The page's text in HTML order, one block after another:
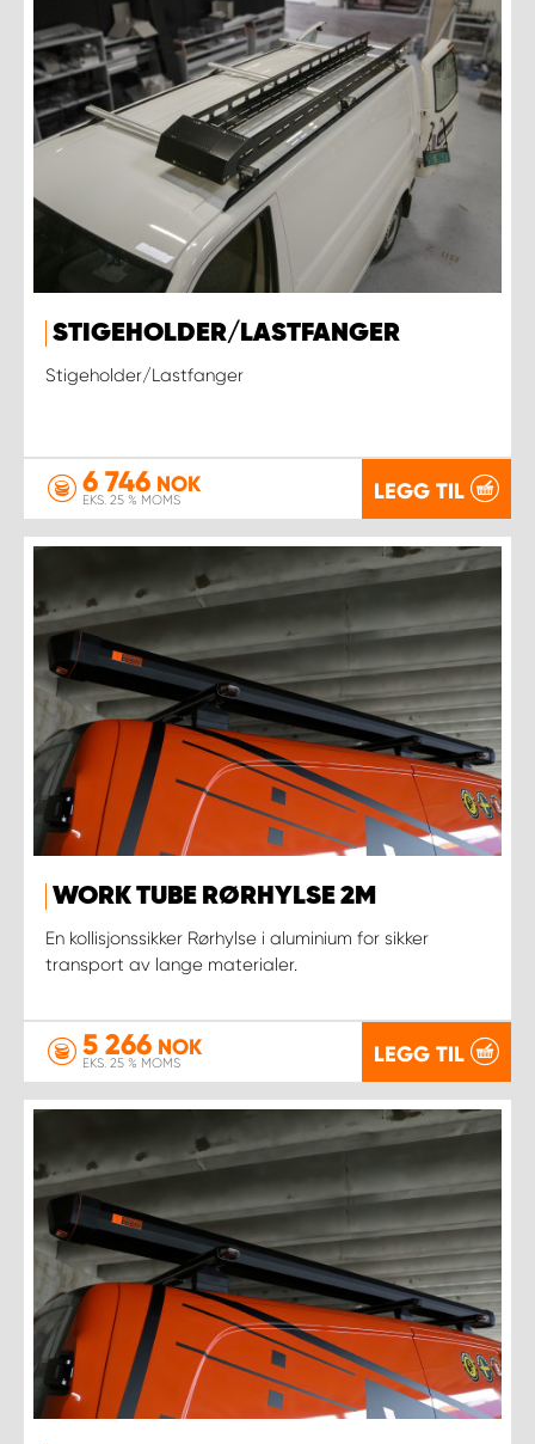
STIGEHOLDER/LASTFANGER
Stigeholder/Lastfanger
6 746 NOK
EKS. 25 % MOMS LEGG TIL
WORK TUBE RØRHYLSE 2M
En kollisjonssikker Rørhylse i aluminium for sikker
transport av lange materialer.
5 266 NOK
EKS. 25 % MOMS LEGG TIL